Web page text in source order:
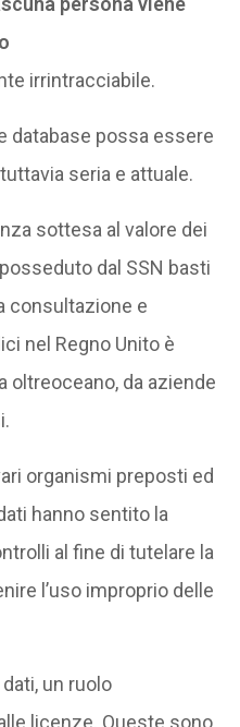
irrintracciabile.
database possa essere
seria e attuale.
sottesa al valore dei
dal SSN basti
consultazione e
nel Regno Unito è
oltreoceano, da aziende
organismi preposti ed
hanno sentito la
al fine di tutelare la
l’uso improprio delle
un ruolo
licenze. Queste sono